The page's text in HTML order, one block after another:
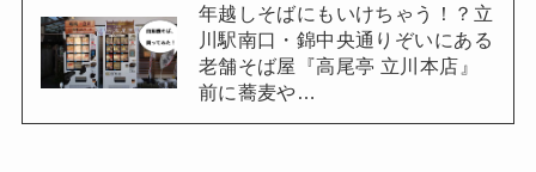
年越しそばにもいけちゃう！？立
川駅南口・錦中央通りぞいにある
老舗そば屋『高尾亭 立川本店』
前に蕎麦や…